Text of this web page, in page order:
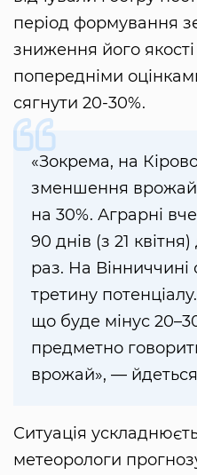
період формування
зниження його якості
попередніми
сягнути 20-30%.
«Зокрема, на
зменшення
на 30%. Аграрні
90 днів (з 21
раз. На Вінниччині
третину
що буде мінус
предметно
врожай», — йдеться
Ситуація
метеорологи